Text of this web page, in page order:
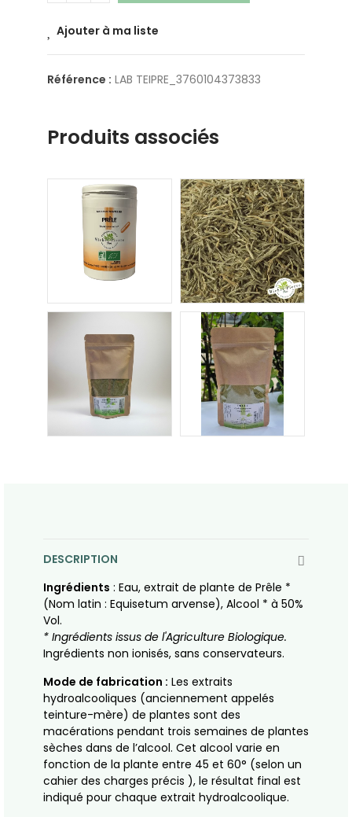
DESCRIPTION
Ingrédients : Eau, extrait de plante de Prêle *
(Nom latin : Equisetum arvense), Alcool * à 50%
Vol.
* Ingrédients issus de l'Agriculture Biologique.
Ingrédients non ionisés, sans conservateurs.
Mode de fabrication : Les extraits
hydroalcooliques (anciennement appelés
teinture-mère) de plantes sont des
macérations pendant trois semaines de plantes
sèches dans de l’alcool. Cet alcool varie en
fonction de la plante entre 45 et 60° (selon un
cahier des charges précis ), le résultat final est
indiqué pour chaque extrait hydroalcoolique.
Ajouter à ma liste
Référence : LAB TEIPRE_3760104373833
Produits associés